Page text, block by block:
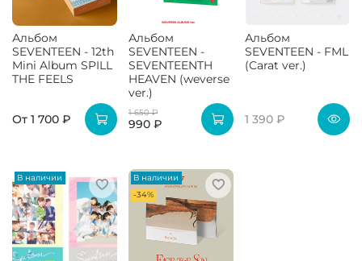
Альбом
SEVENTEEN - 12th
Mini Album SPILL
THE FEELS
От 1 700 ₽
Альбом
SEVENTEEN -
SEVENTEENTH
HEAVEN (weverse
ver.)
1 650 ₽
990 ₽
Альбом
SEVENTEEN - FML
(Carat ver.)
1 390 ₽
В наличии
В наличии
-34%